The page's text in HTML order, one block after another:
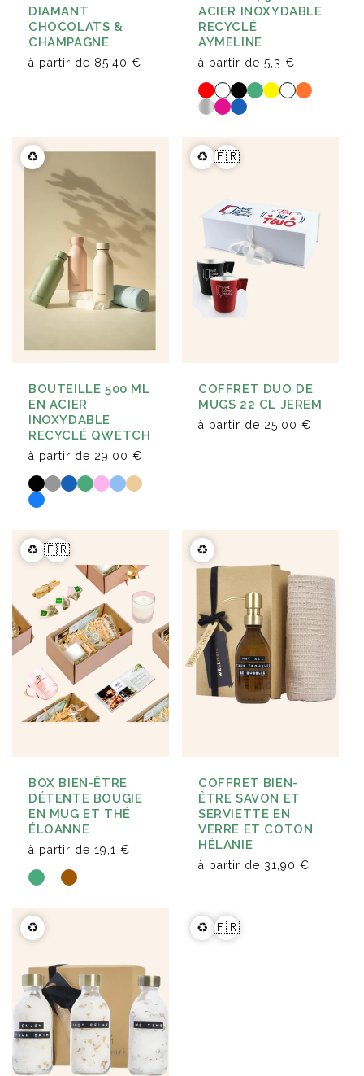
DIAMANT
CHOCOLATS &
CHAMPAGNE
à partir de 85,40 €
ACIER INOXYDABLE
RECYCLÉ
AYMELINE
à partir de 5,3 €
♻️
BOUTEILLE 500 ML
EN ACIER
INOXYDABLE
RECYCLÉ QWETCH
à partir de 29,00 €
♻️ 🇫🇷
COFFRET DUO DE
MUGS 22 CL JEREM
à partir de 25,00 €
♻️ 🇫🇷
BOX BIEN-ÊTRE
DÉTENTE BOUGIE
EN MUG ET THÉ
ÉLOANNE
à partir de 19,1 €
♻️
COFFRET BIEN-
ÊTRE SAVON ET
SERVIETTE EN
VERRE ET COTON
HÉLANIE
à partir de 31,90 €
♻️ ♻️ 🇫🇷